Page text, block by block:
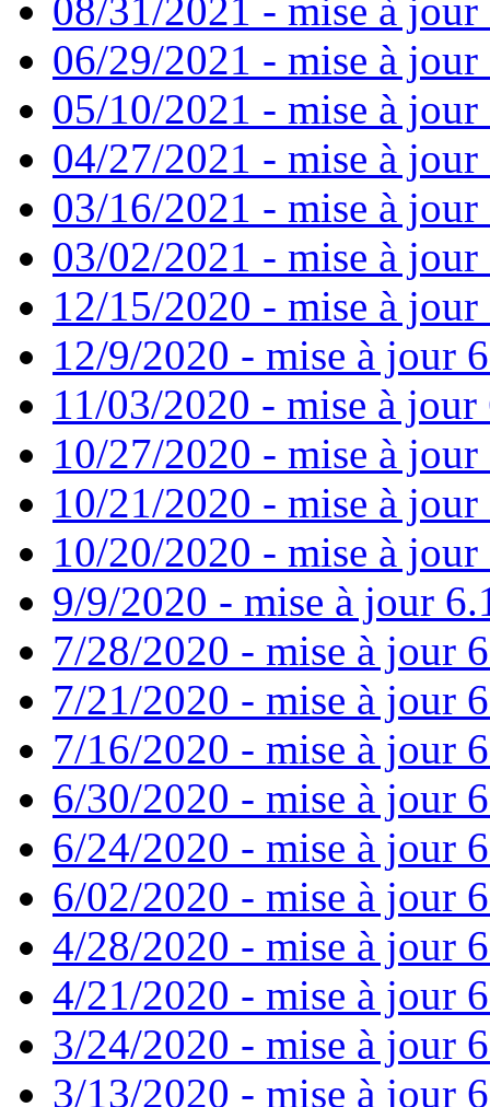
08/31/2021 - mise à jour
06/29/2021 - mise à jour
05/10/2021 - mise à jour
04/27/2021 - mise à jour
03/16/2021 - mise à jour
03/02/2021 - mise à jour
12/15/2020 - mise à jour
12/9/2020 - mise à jour
11/03/2020 - mise à jour
10/27/2020 - mise à jour
10/21/2020 - mise à jour
10/20/2020 - mise à jour
9/9/2020 - mise à jour
7/28/2020 - mise à jour
7/21/2020 - mise à jour
7/16/2020 - mise à jour
6/30/2020 - mise à jour
6/24/2020 - mise à jour
6/02/2020 - mise à jour
4/28/2020 - mise à jour
4/21/2020 - mise à jour
3/24/2020 - mise à jour
3/13/2020 - mise à jour